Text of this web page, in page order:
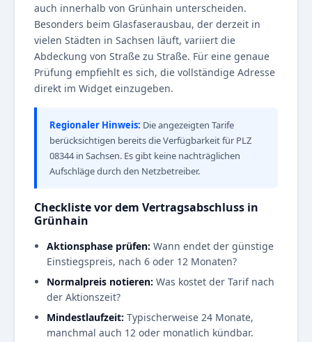
auch innerhalb von Grünhain unterscheiden.
Besonders beim Glasfaserausbau, der derzeit in
vielen Städten in Sachsen läuft, variiert die
Abdeckung von Straße zu Straße. Für eine genaue
Prüfung empfiehlt es sich, die vollständige Adresse
direkt im Widget einzugeben.
Regionaler Hinweis: Die angezeigten Tarife
berücksichtigen bereits die Verfügbarkeit für PLZ
08344 in Sachsen. Es gibt keine nachträglichen
Aufschläge durch den Netzbetreiber.
Checkliste vor dem Vertragsabschluss in
Grünhain
Aktionsphase prüfen: Wann endet der günstige
Einstiegspreis, nach 6 oder 12 Monaten?
Normalpreis notieren: Was kostet der Tarif nach
der Aktionszeit?
Mindestlaufzeit: Typischerweise 24 Monate,
manchmal auch 12 oder monatlich kündbar.